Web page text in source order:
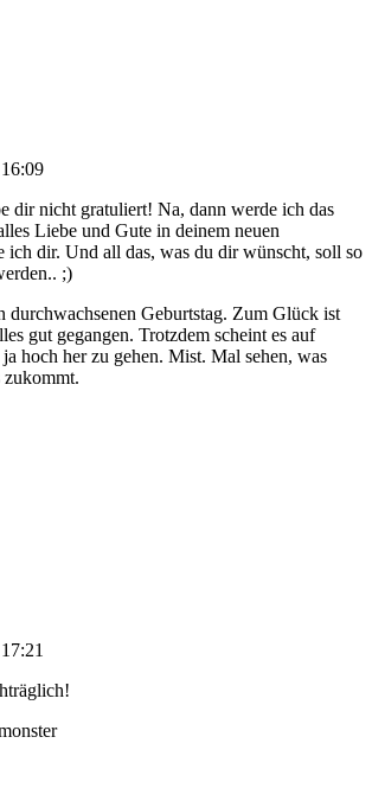
dir nicht gratuliert! Na, dann werde ich das
Liebe und Gute in deinem neuen
ich dir. Und all das, was du dir wünscht, soll so
;)
durchwachsenen Geburtstag. Zum Glück ist
gut gegangen. Trotzdem scheint es auf
hoch her zu gehen. Mist. Mal sehen, was
zukommt.